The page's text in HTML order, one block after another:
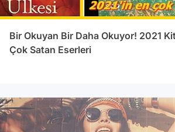
Bir Okuyan Bir Daha Okuyor! 2021
Çok Satan Eserleri